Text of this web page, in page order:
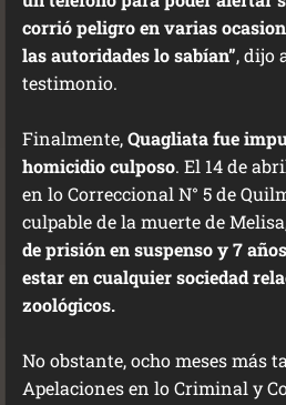
corrió peligro en varias
las autoridades lo sabían”, dijo
testimonio.
Finalmente,Quagliata fue
homicidio culposo. El 14 de
en lo Correccional N° 5 de
culpable de la muerte de
de prisión en suspenso y 7
estar en cualquier sociedad
zoológicos.
No obstante, ocho meses más
Apelaciones en lo Criminal y